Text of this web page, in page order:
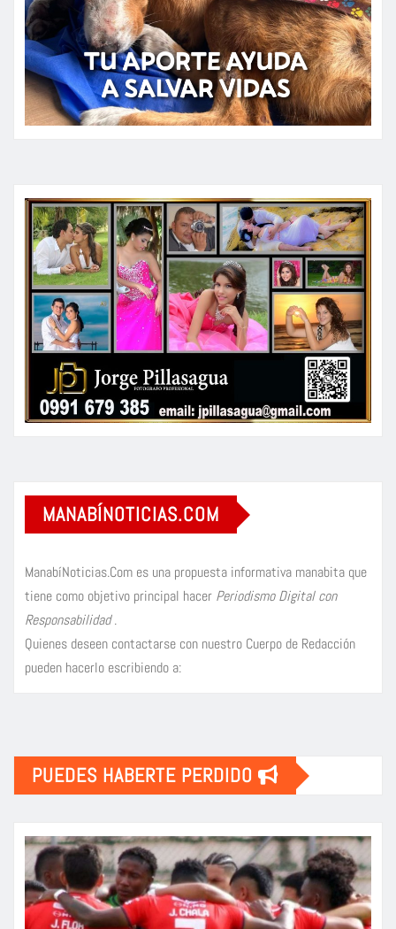
MANABÍNOTICIAS.COM
ManabíNoticias.Com es una propuesta informativa manabita que
tiene como objetivo principal hacer Periodismo Digital con
Responsabilidad.
Quienes deseen contactarse con nuestro Cuerpo de Redacción
pueden hacerlo escribiendo a:
PUEDES HABERTE PERDIDO